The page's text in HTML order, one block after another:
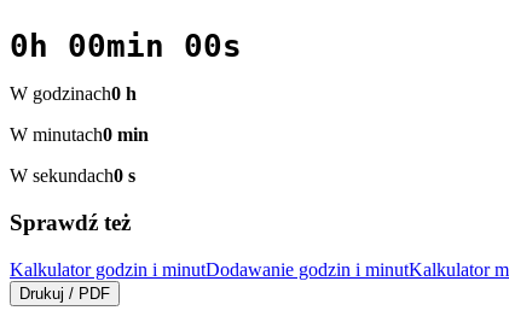
0h 00min 00s
W godzinach0 h
W minutach0 min
W sekundach0 s
Sprawdź też
Kalkulator godzin i minutDodawanie godzin i minutKalkulator
Drukuj / PDF